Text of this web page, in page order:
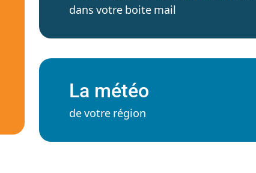
dans votre boite mail
La météo
de votre région